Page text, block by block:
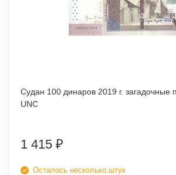
Судан 100 динаров 2019 г. загадочные пирамиды Мероэ
UNC
1 415 ₽
Осталось несколько штук